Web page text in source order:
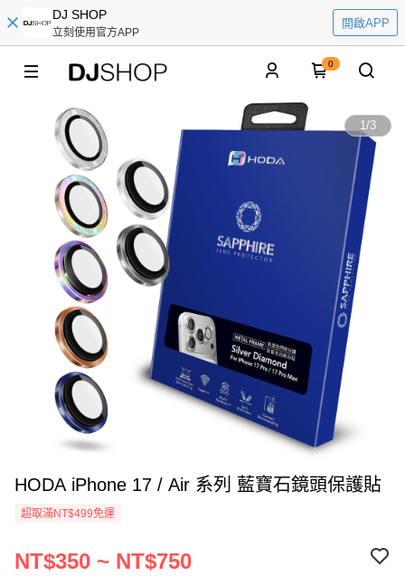
DJ SHOP
立刻使用官方APP
開啟APP
0
1/3
HODA iPhone 17 / Air 系列 藍寶石鏡頭保護貼
超取滿NT$499免運
NT$350 ~ NT$750